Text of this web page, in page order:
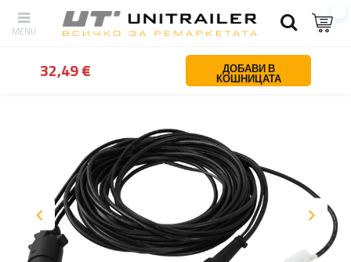
обратно У дома Осветление и електричество Електрически
32,49 € ДОБАВИ В
КОШНИЦАТА